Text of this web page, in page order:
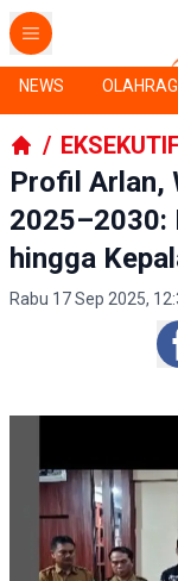
NEWS
/
Profil Arlan,
2025–2030:
hingga
Rabu 17 Sep 2025,